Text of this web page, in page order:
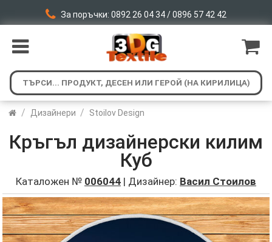
За поръчки: 0892 26 04 34 / 0896 57 42 42
/ Дизайнери / Stoilov Design
Кръгъл дизайнерски килим
Куб
Каталожен № 006044 | Дизайнер: Васил Стоилов